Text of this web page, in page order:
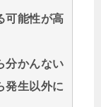
可能性が高
分かんない
発生以外に